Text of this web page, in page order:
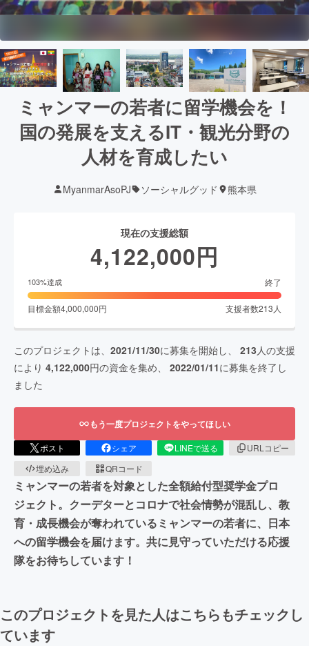
ミャンマーの若者に留学機会を！
国の発展を支えるIT・観光分野の
人材を育成したい
MyanmarAsoPJ ソーシャルグッド 熊本県
現在の支援総額
4,122,000円
103%達成 終了
目標金額4,000,000円 支援者数213 人
このプロジェクトは、 2021/11/30に募集を開始し、 213 人の支援
により 4,122,000円の資金を集め、 2022/01/11に募集を終了し
ました
もう一度プロジェクトをやってほしい
ポスト シェア LINEで送る
URLコピー
埋め込み
QRコード
ミャンマーの若者を対象とした全額給付型奨学金プロ
ジェクト。クーデターとコロナで社会情勢が混乱し、教
育・成長機会が奪われているミャンマーの若者に、日本
への留学機会を届けます。共に見守っていただける応援
隊をお待ちしています！
このプロジェクトを見た人はこちらもチェックし
ています